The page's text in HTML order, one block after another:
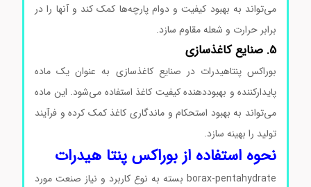
می‌تواند به بهبود کیفیت و دوام پارچه‌ها کمک کند و آنها را در
برابر حرارت و شعله مقاوم سازد.
بوراکس پنتاهیدرات در صنایع کاغذسازی به عنوان یک ماده
پایدارکننده و بهبوددهنده کیفیت کاغذ استفاده می‌شود. این ماده
می‌تواند به بهبود استحکام و ماندگاری کاغذ کمک کرده و فرآیند
تولید را بهینه سازد.
نحوه استفاده از بوراکس پنتا هیدرات
borax-pentahydrate بسته به نوع کاربرد و نیاز صنعت مورد